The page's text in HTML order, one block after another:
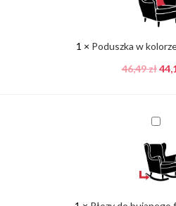
1 × Poduszka w
46,49zł
Płozy